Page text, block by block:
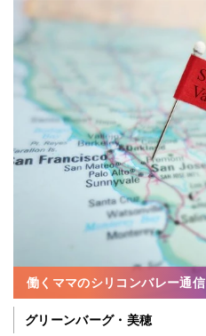
働くママのシリコンバレー通信
グリーンバーグ・美穂